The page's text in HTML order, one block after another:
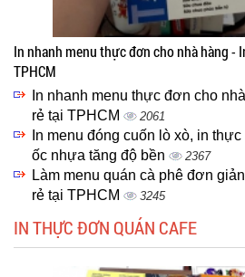
In nhanh menu thực đơn cho nhà hàng -
TPHCM
In nhanh menu thực đơn cho
rẻ tại TPHCM
2061
In menu đóng cuốn lò xò, in
ốc nhựa tăng độ bền
2367
Làm menu quán cà phê đơn
rẻ tại TPHCM
3245
IN THỰC ĐƠN QUÁN CAFE